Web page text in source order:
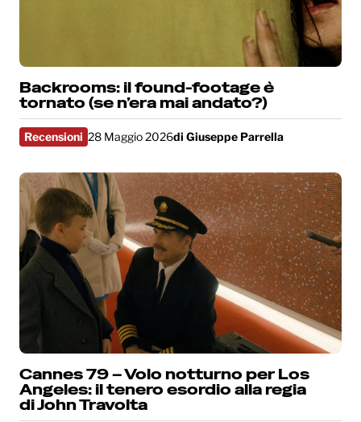
Backrooms: il found-footage è
tornato (se n’era mai andato?)
Recensioni 28 Maggio 2026di Giuseppe Parrella
Cannes 79 – Volo notturno per Los
Angeles: il tenero esordio alla regia
di John Travolta